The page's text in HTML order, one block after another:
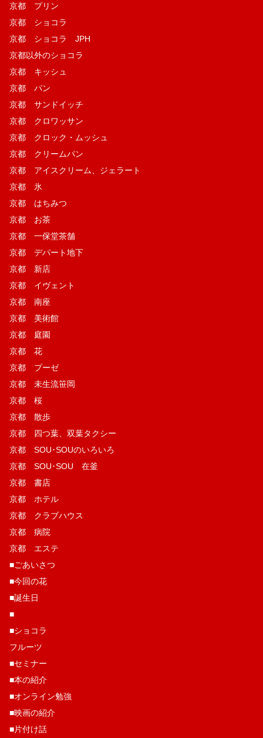
京都 プリン
京都 ショコラ
京都 ショコラ JPH
京都以外のショコラ
京都 キッシュ
京都 パン
京都 サンドイッチ
京都 クロワッサン
京都 クロック・ムッシュ
京都 クリームパン
京都 アイスクリーム、ジェラート
京都 氷
京都 はちみつ
京都 お茶
京都 一保堂茶舗
京都 デパート地下
京都 新店
京都 イヴェント
京都 南座
京都 美術館
京都 庭園
京都 花
京都 プーゼ
京都 未生流笹岡
京都 桜
京都 散歩
京都 四つ葉、双葉タクシー
京都 SOU･SOUのいろいろ
京都 SOU･SOU 在釜
京都 書店
京都 ホテル
京都 クラブハウス
京都 病院
京都 エステ
■ごあいさつ
■今回の花
■誕生日
■
■ショコラ
フルーツ
■セミナー
■本の紹介
■オンライン勉強
■映画の紹介
■片付け話